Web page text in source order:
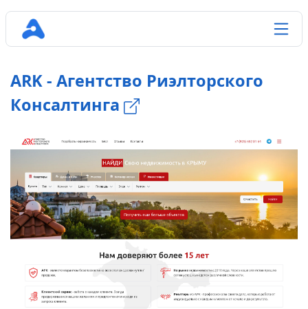
ARK - Агентство Риэлторского
Консалтинга